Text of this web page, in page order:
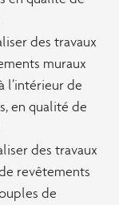
des travaux
muraux
l’intérieur de
en qualité de
des travaux
revêtements
de